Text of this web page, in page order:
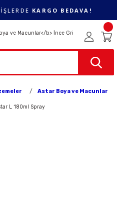
KARGO BEDAVA!
Astar Boya ve Macunlar